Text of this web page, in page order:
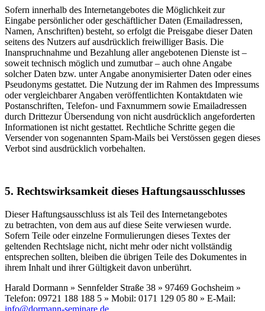
Sofern innerhalb des Internetangebotes die Möglichkeit zur
Eingabe persönlicher oder geschäftlicher Daten (Emailadressen,
Namen, Anschriften) besteht, so erfolgt die Preisgabe dieser Daten
seitens des Nutzers auf ausdrücklich freiwilliger Basis. Die
Inanspruchnahme und Bezahlung aller angebotenen Dienste ist –
soweit technisch möglich und zumutbar – auch ohne Angabe
solcher Daten bzw. unter Angabe anonymisierter Daten oder eines
Pseudonyms gestattet. Die Nutzung der im Rahmen des Impressums
oder vergleichbarer Angaben veröffentlichten Kontaktdaten wie
Postanschriften, Telefon- und Faxnummern sowie Emailadressen
durch Drittezur Übersendung von nicht ausdrücklich angeforderten
Informationen ist nicht gestattet. Rechtliche Schritte gegen die
Versender von sogenannten Spam-Mails bei Verstössen gegen dieses
Verbot sind ausdrücklich vorbehalten.
5. Rechtswirksamkeit dieses Haftungsausschlusses
Dieser Haftungsausschluss ist als Teil des Internetangebotes
zu betrachten, von dem aus auf diese Seite verwiesen wurde.
Sofern Teile oder einzelne Formulierungen dieses Textes der
geltenden Rechtslage nicht, nicht mehr oder nicht vollständig
entsprechen sollten, bleiben die übrigen Teile des Dokumentes in
ihrem Inhalt und ihrer Gültigkeit davon unberührt.
Harald Dormann » Sennfelder Straße 38 » 97469 Gochsheim »
Telefon: 09721 188 188 5 » Mobil: 0171 129 05 80 » E-Mail:
info@dormann-seminare.de